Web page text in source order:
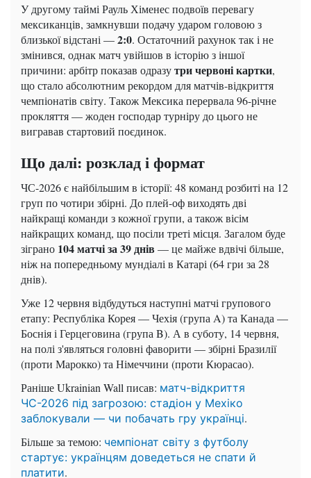
У другому таймі Рауль Хіменес подвоїв перевагу
мексиканців, замкнувши подачу ударом головою з
близької відстані —2:0. Остаточний рахунок так і не
змінився, однак матч увійшов в історію з іншої
причини: арбітр показав одразутри червоні картки,
що стало абсолютним рекордом для матчів-відкриття
чемпіонатів світу. Також Мексика перервала 96-річне
прокляття — жоден господар турніру до цього не
вигравав стартовий поєдинок.
Що далі: розклад і формат
ЧС-2026 є найбільшим в історії: 48 команд розбиті на 12
груп по чотири збірні. До плей-оф виходять дві
найкращі команди з кожної групи, а також вісім
найкращих команд, що посіли треті місця. Загалом буде
зіграно 104 матчі за 39 днів — це майже вдвічі більше,
ніж на попередньому мундіалі в Катарі (64 гри за 28
днів).
Уже 12 червня відбудуться наступні матчі групового
етапу: Республіка Корея — Чехія (група A) та Канада —
Боснія і Герцеговина (група B). А в суботу, 14 червня,
на полі з'являться головні фаворити — збірні Бразилії
(проти Марокко) та Німеччини (проти Кюрасао).
Раніше Ukrainian Wall писав: матч-відкриття
ЧС-2026 під загрозою: стадіон у Мехіко
заблокували — чи побачать гру українці.
Більше за темою: чемпіонат світу з футболу
стартує: українцям доведеться не спати й
платити.